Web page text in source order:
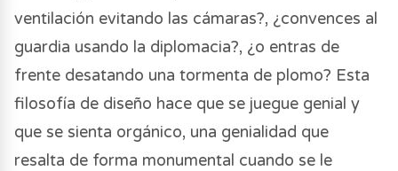
ventilación evitando las cámaras?, ¿convences al
guardia usando la diplomacia?, ¿o entras de
frente desatando una tormenta de plomo? Esta
filosofía de diseño hace que se juegue genial y
que se sienta orgánico, una genialidad que
resalta de forma monumental cuando se le